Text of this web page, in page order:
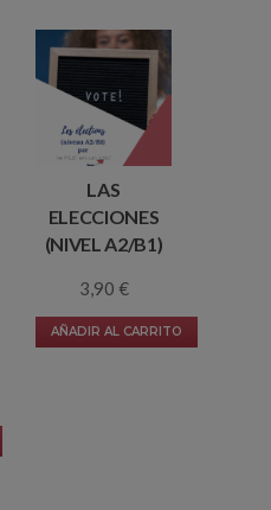
LAS
ELECCIONES
(NIVEL A2/B1)
3,90 €
AÑADIR AL CARRITO